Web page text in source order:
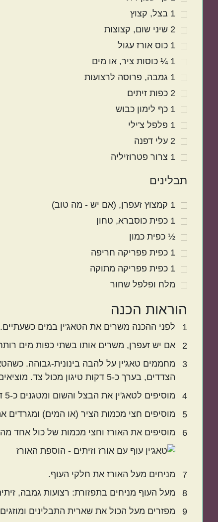
1 בצל קצוץ
2 שיני שום קצוצות
1 כוס אורז עגול
1 ¼
כוסות ציר או מים
1 גמבה פרוסה לרצועות
2 כפות זיתים
1 כף לימון כבוש
1 פלפל צ'ילי
2 עלי דפנה
1 צרור פטרוזיליה
תבלינים
1 קמצוץ זעפרן (אם יש - מה טוב)
1 כפית כוסברא טחון
½ כפית כמון
1 כפית פפריקה חריפה
1 כפית פפריקה מתוקה
מלח ופלפל שחור
הוראות הכנה
1
לפני ההכנה משרים את הטאג'ין במים כשעתיים.
2
אם יש זעפרן, משרים אותו בשתי כפות מים
3
מחממים טאג'ין על להבה בינונית-גבוהה.
הצדדים, בערך כ-5 דקות טיגון מכול צד. מוציאים ומניחים על צלחת.
4
מוסיפים לטאג'ין את הבצל והשום ומטגנים כ-5 דקות.
5
מוסיפים חצי מכמות הציר (או המים)
6
מוסיפים את האורז וחצי מכמות של כול אחד
7
מניחים מעל האורז את חלקי העוף.
8
מעל העוף מניחים בתפזורת: רצועות גמבה,
9
מפזרים מעל הכול את שארית התבלינים